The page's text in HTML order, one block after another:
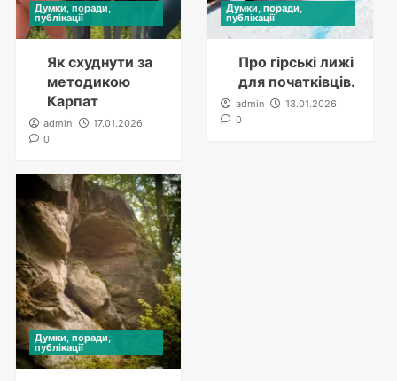
Думки, поради,
публікації
Як схуднути за
методикою
Карпат
admin
17.01.2026
0
Думки, поради,
публікації
Про гірські лижі
для початківців.
admin
13.01.2026
0
Думки, поради,
публікації